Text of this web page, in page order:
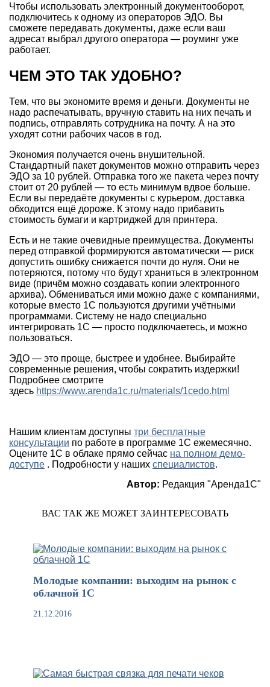
Чтобы использовать электронный документооборот,
подключитесь к одному из операторов ЭДО. Вы
сможете передавать документы, даже если ваш
адресат выбрал другого оператора — роуминг уже
работает.
ЧЕМ ЭТО ТАК УДОБНО?
Тем, что вы экономите время и деньги. Документы не
надо распечатывать, вручную ставить на них печать и
подпись, отправлять сотрудника на почту. А на это
уходят сотни рабочих часов в год.
Экономия получается очень внушительной.
Стандартный пакет документов можно отправить через
ЭДО за 10 рублей. Отправка того же пакета через почту
стоит от 20 рублей — то есть минимум вдвое больше.
Если вы передаёте документы с курьером, доставка
обходится ещё дороже. К этому надо прибавить
стоимость бумаги и картриджей для принтера.
Есть и не такие очевидные преимущества. Документы
перед отправкой формируются автоматически — риск
допустить ошибку снижается почти до нуля. Они не
потеряются, потому что будут храниться в электронном
виде (причём можно создавать копии электронного
архива). Обмениваться ими можно даже с компаниями,
которые вместо 1С пользуются другими учётными
программами. Систему не надо специально
интегрировать 1С — просто подключаетесь, и можно
пользоваться.
ЭДО — это проще, быстрее и удобнее. Выбирайте
современные решения, чтобы сократить издержки!
Подробнее смотрите
здесь https://www.arenda1c.ru/materials/1cedo.html
Нашим клиентам доступны три бесплатные
консультации по работе в программе 1С ежемесячно.
Оцените 1С в облаке прямо сейчас на полном демо-
доступе . Подробности у наших специалистов.
Автор: Редакция "Аренда1С"
ВАС ТАК ЖЕ МОЖЕТ ЗАИНТЕРЕСОВАТЬ
Молодые компании: выходим на рынок с
облачной 1С
21.12.2016